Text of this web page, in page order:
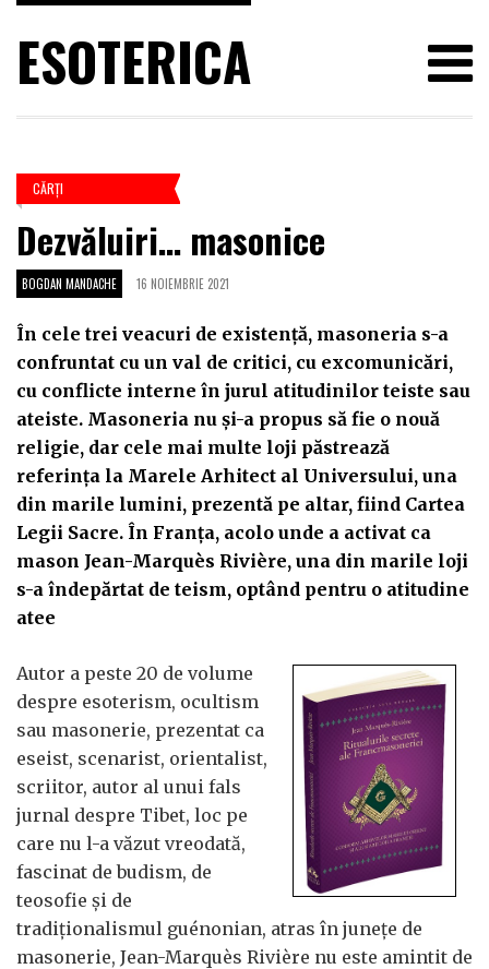
ESOTERICA
CĂRŢI
Dezvăluiri… masonice
BOGDAN MANDACHE 16 NOIEMBRIE 2021
În cele trei veacuri de existență, masoneria s-a
confruntat cu un val de critici, cu excomunicări,
cu conflicte interne în jurul atitudinilor teiste sau
ateiste. Masoneria nu și-a propus să fie o nouă
religie, dar cele mai multe loji păstrează
referința la Marele Arhitect al Universului, una
din marile lumini, prezentă pe altar, fiind Cartea
Legii Sacre. În Franța, acolo unde a activat ca
mason Jean-Marquès Rivière, una din marile loji
s-a îndepărtat de teism, optând pentru o atitudine
atee
Autor a peste 20 de volume
despre esoterism, ocultism
sau masonerie, prezentat ca
eseist, scenarist, orientalist,
scriitor, autor al unui fals
jurnal despre Tibet, loc pe
care nu l-a văzut vreodată,
fascinat de budism, de
teosofie și de
tradiționalismul guénonian, atras în junețe de
masonerie, Jean-Marquès Rivière nu este amintit de